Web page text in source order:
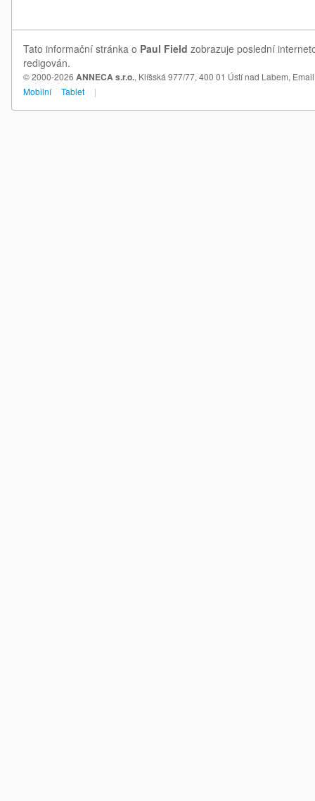
Tato informační stránka o Paul Field zobrazuje poslední
redigován.
© 2000-2026 ANNECA s.r.o., Klíšská 977/77, 400 01 Ústí nad Labem,
Mobilní
Tablet |